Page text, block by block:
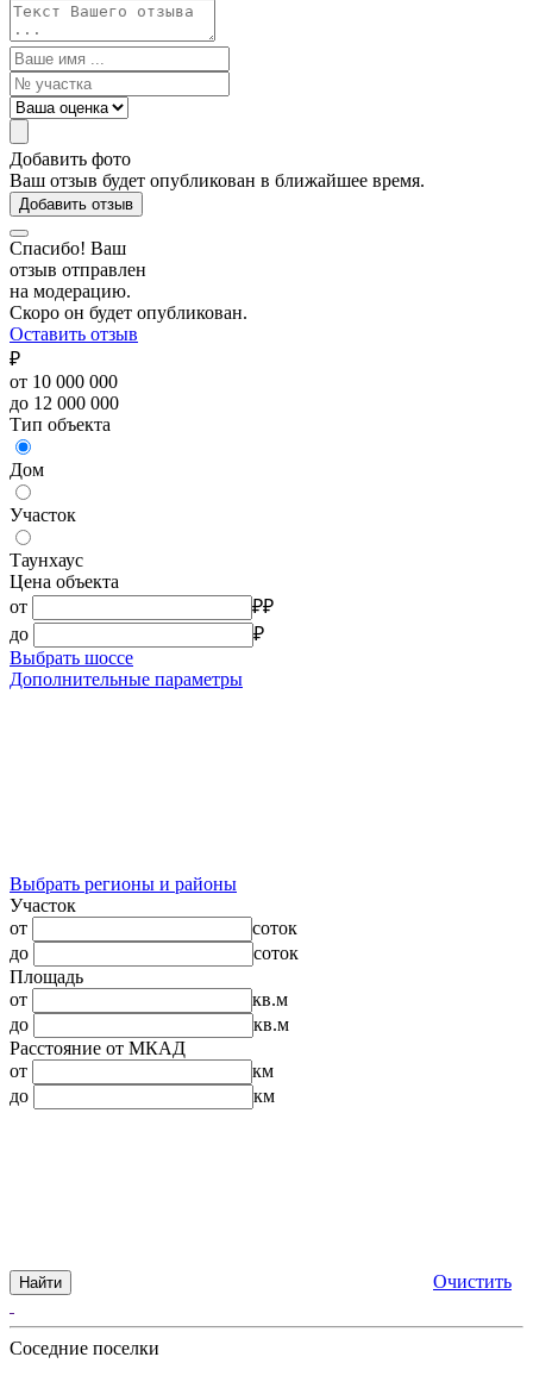
Добавить фото
Ваш отзыв будет опубликован в ближайшее время.
Добавить отзыв
Спасибо! Ваш
отзыв отправлен
на модерацию.
Скоро он будет опубликован.
Оставить отзыв
₽
от 10 000 000
до 12 000 000
Тип объекта
Дом
Участок
Таунхаус
Цена объекта
от
₽₽
до
₽
Выбрать шоссе
Дополнительные параметры
Выбрать регионы и районы
Участок
от
соток
до
соток
Площадь
от
кв.м
до
кв.м
Расстояние от МКАД
от
км
до
км
Найти Очистить
Соседние поселки